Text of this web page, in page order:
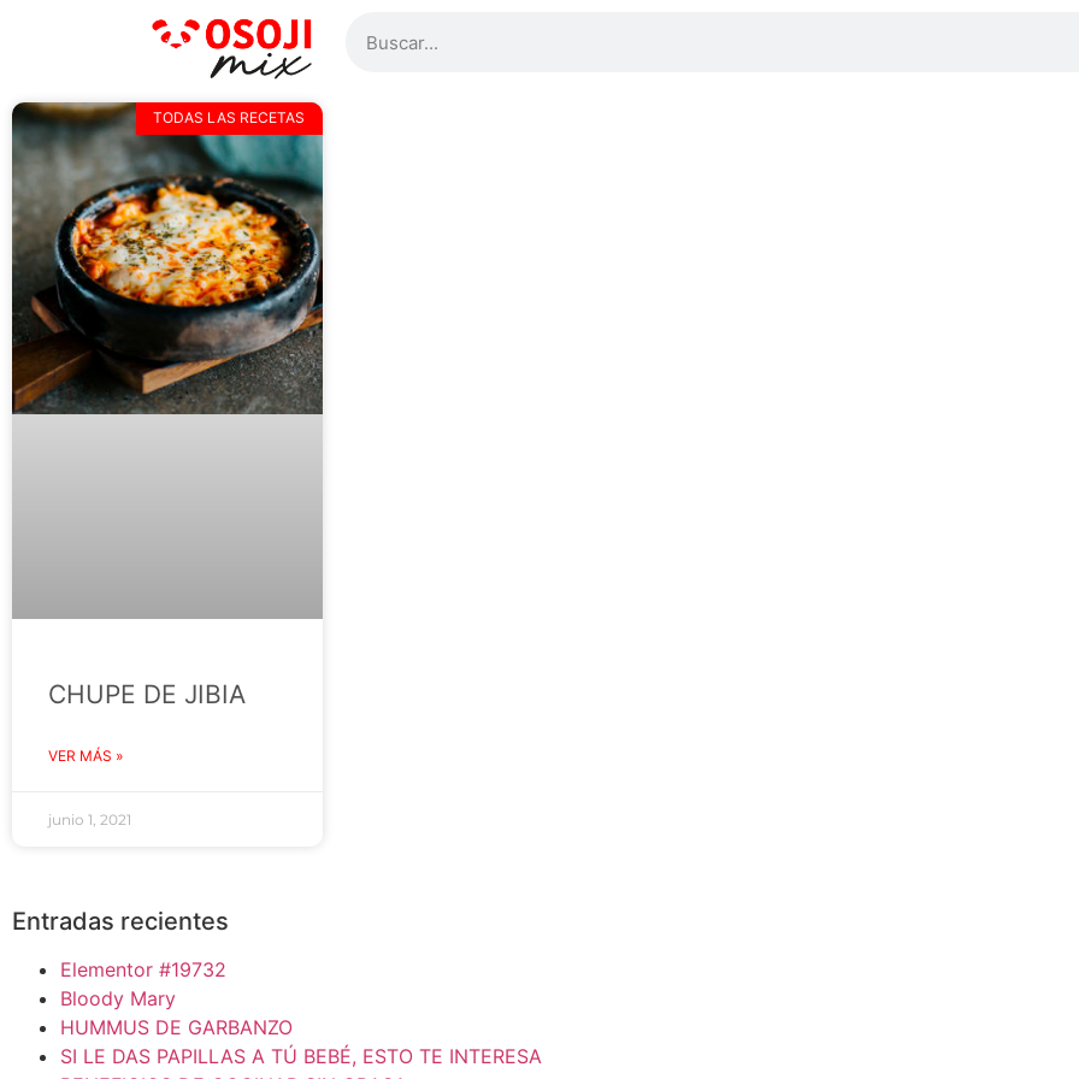
TODAS LAS RECETAS
CHUPE DE JIBIA
VER MÁS »
junio 1, 2021
Entradas recientes
Elementor #19732
Bloody Mary
HUMMUS DE GARBANZO
SI LE DAS PAPILLAS A TÚ BEBÉ, ESTO TE INTERESA